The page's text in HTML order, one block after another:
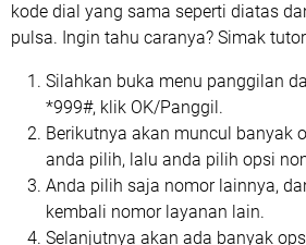
kode dial yang sama seperti diatas
pulsa. Ingin tahu caranya? Simak
Silahkan buka menu panggilan
*999#, klik OK/Panggil.
Berikutnya akan muncul banyak
anda pilih, lalu anda pilih opsi
Anda pilih saja nomor lainnya,
kembali nomor layanan lain.
Selanjutnya akan ada banyak